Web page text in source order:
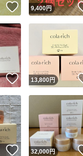
いいね！
9,400円
いいね！
13,800円
いいね！
32,000円